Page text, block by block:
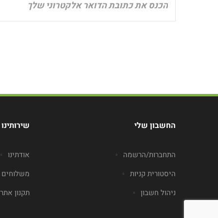
שירותינו
אודתינו
משלוחים
תקנון אתר
החשבון שלי
התחברות/הרשמה
היסטורית קניות
ניהול חשבון